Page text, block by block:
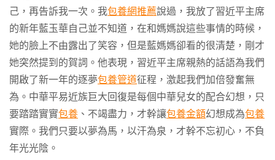
己，再告訴我一次。我包養網推薦說過，我放了習近平主席
的新年藍玉華自己並不知道，在和媽媽說這些事情的時候，
她的臉上不由露出了笑容，但是藍媽媽卻看的很清楚，剛才
她突然提到的賀詞。他表現，習近平主席親熱的話語為我們
開啟了新一年的逐夢包養管道征程，激起我們加倍發奮無
為。中華平易近族巨大回復是每個中華兒女的配合幻想，只
要踏踏實實包養 、不竭盡力，才幹讓包養金額幻想成為包養
實際。我們只要以夢為馬，以汗為泉，才幹不忘初心，不負
年光光陰。